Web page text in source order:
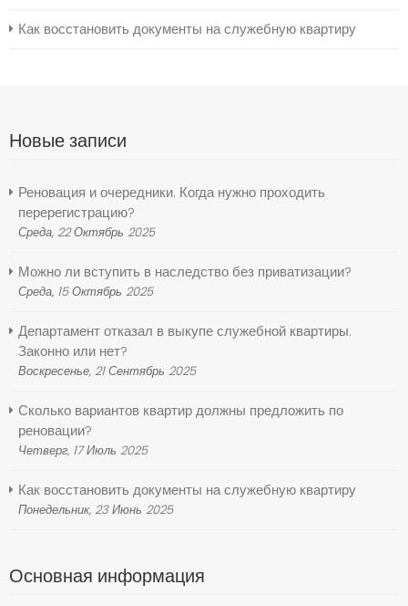
Как восстановить документы на служебную квартиру
Новые записи
Реновация и очередники. Когда нужно проходить
перерегистрацию?
Среда, 22 Октябрь 2025
Можно ли вступить в наследство без приватизации?
Среда, 15 Октябрь 2025
Департамент отказал в выкупе служебной квартиры.
Законно или нет?
Воскресенье, 21 Сентябрь 2025
Сколько вариантов квартир должны предложить по
реновации?
Четверг, 17 Июль 2025
Как восстановить документы на служебную квартиру
Понедельник, 23 Июнь 2025
Основная информация